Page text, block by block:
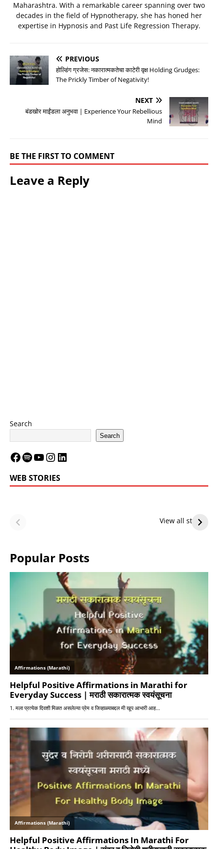
Maharashtra. With a remarkable career spanning over two
decades in the field of Hypnotherapy, she has honed her
expertise in Hypnosis and Past Life Regression Therapy.
PREVIOUS
होल्डिंग ग्रजेस: नकारात्मकतेचा काटेरी वृक्ष Holding Grudges:
The Prickly Timber of Negativity!
NEXT
बंडखोर माईंडला अनुभवा | Experience Your Rebellious
Mind
BE THE FIRST TO COMMENT
Leave a Reply
Search
Search
WEB STORIES
View all stories
Future — Lakers
or Warriors?
Lakers Future
Popular Posts